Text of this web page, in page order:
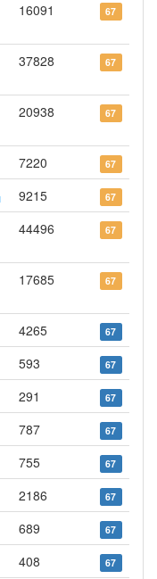
16091 67
37828 67
20938 67
7220 67
9215 67
44496 67
17685 67
4265 67
593 67
291 67
787 67
755 67
2186 67
689 67
408 67